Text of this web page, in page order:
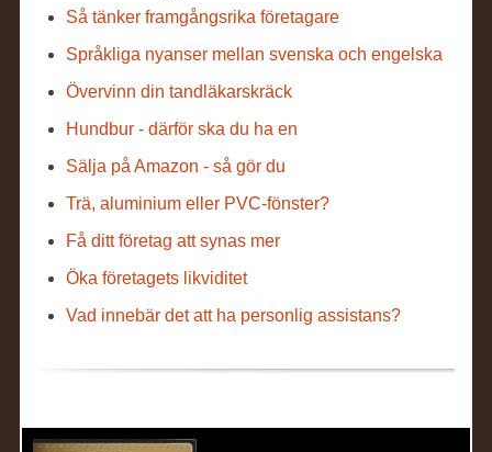
Så tänker framgångsrika företagare
Språkliga nyanser mellan svenska och engelska
Övervinn din tandläkarskräck
Hundbur - därför ska du ha en
Sälja på Amazon - så gör du
Trä, aluminium eller PVC-fönster?
Få ditt företag att synas mer
Öka företagets likviditet
Vad innebär det att ha personlig assistans?